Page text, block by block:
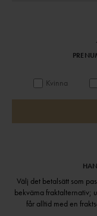
Kvinna
Välj det betalsätt som
bekväma fraktalternativ;
får alltid med en